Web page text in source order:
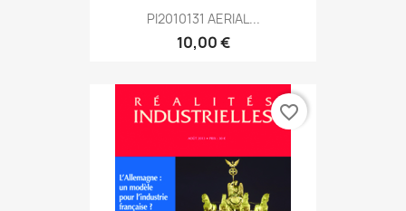
PI2010131 AERIAL...
10,00 €
favorite_border